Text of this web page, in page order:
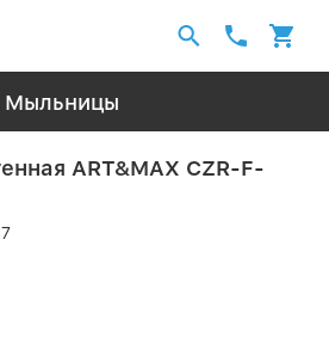
Мыльницы
ART&MAX CZR-F-